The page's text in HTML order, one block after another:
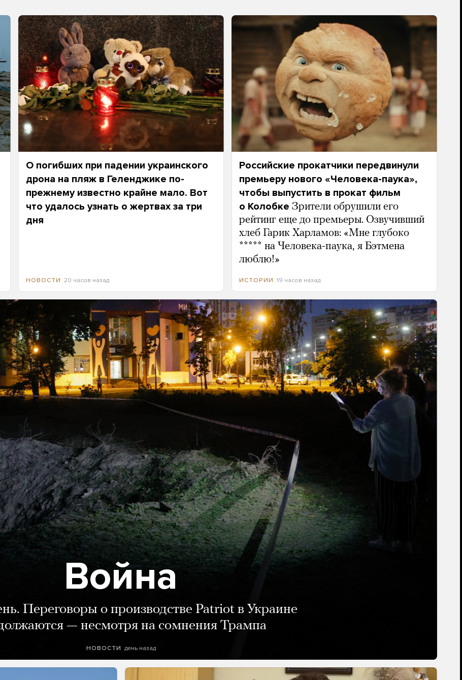
О погибших при падении украинского
дрона на пляж в Геленджике по-
прежнему известно крайне мало. Вот
что удалось узнать о жертвах за три
дня
НОВОСТИ 20 часов назад
Российские прокатчики передвинули
премьеру нового «Человека-паука»,
чтобы выпустить в прокат фильм
о Колобке Зрители обрушили его
рейтинг еще до премьеры. Озвучивший
хлеб Гарик Харламов: «Мне глубоко
***** на Человека-паука, я Бэтмена
люблю!»
ИСТОРИИ 19 часов назад
Война
Переговоры о производстве Patriot в Украине
— несмотря на сомнения Трампа
НОВОСТИ день назад